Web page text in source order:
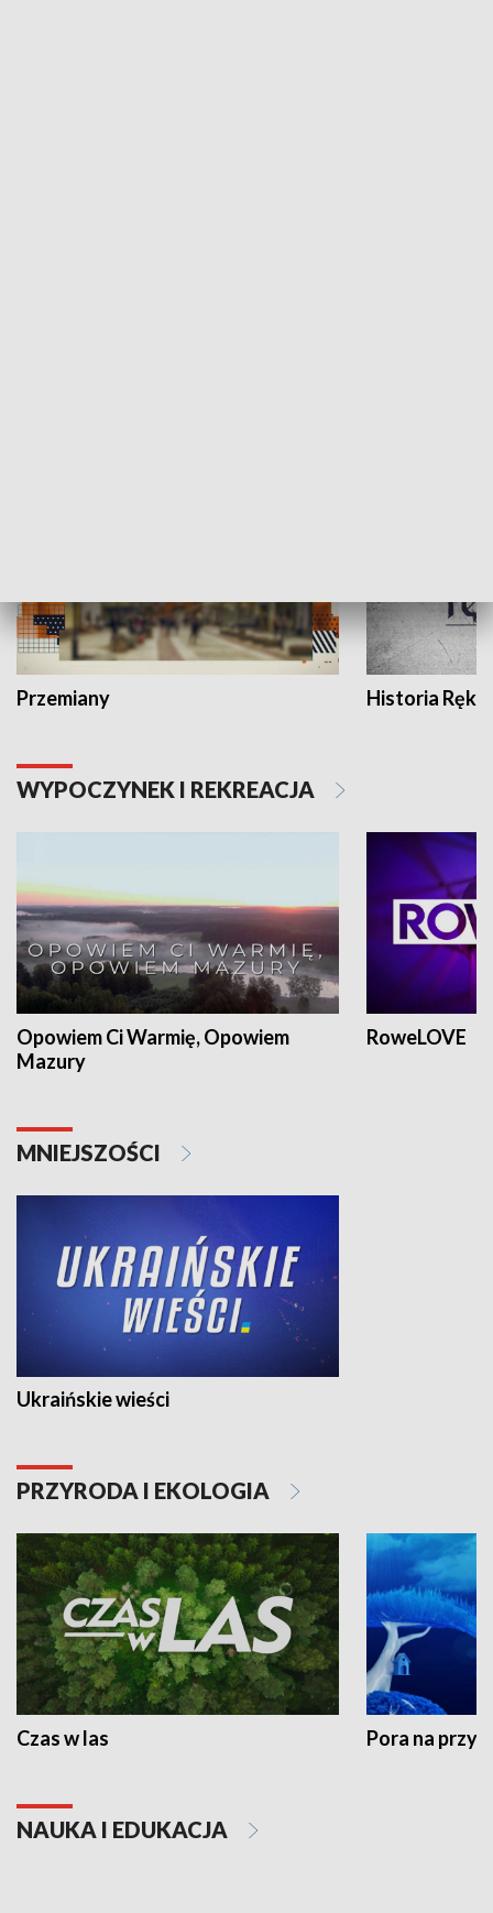
Przemiany Historia Ręką
WYPOCZYNEK I REKREACJA
Opowiem Ci Warmię, Opowiem
Mazury
RoweLOVE
MNIEJSZOŚCI
Ukraińskie wieści
PRZYRODA I EKOLOGIA
Czas w las Pora na
NAUKA I EDUKACJA